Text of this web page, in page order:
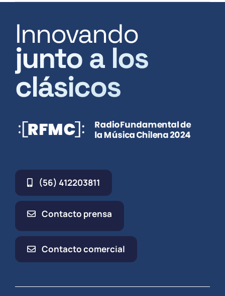
Innovando
junto a los
clásicos
(56) 412203811
Contacto prensa
Contacto comercial